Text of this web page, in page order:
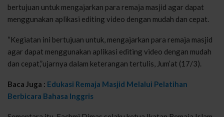
bertujuan untuk mengajarkan para remaja masjid agar dapat
menggunakan aplikasi editing video dengan mudah dan cepat.
“Kegiatan ini bertujuan untuk, mengajarkan para remaja masjid
agar dapat menggunakan aplikasi editing video dengan mudah
dan cepat,”ujarnya dalam keterangan tertulis, Jum’at (17/3).
Baca Juga : Edukasi Remaja Masjid Melalui Pelatihan
Berbicara Bahasa Inggris